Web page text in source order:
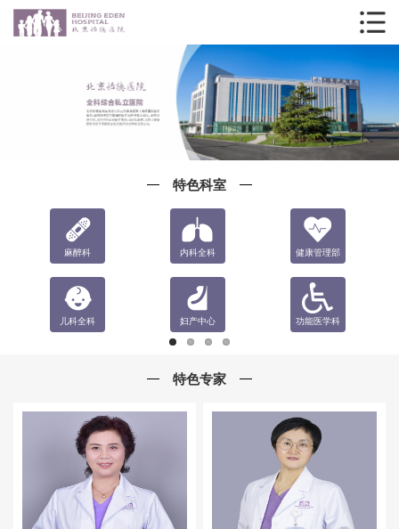
特色科室
麻醉科 内科全科 健康管理部
儿科全科 妇产中心 功能医学科
特色专家